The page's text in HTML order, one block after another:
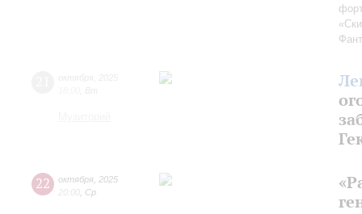
22 октября 2025
20:00 Ср